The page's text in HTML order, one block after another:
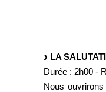
LA
Durée : 2h00 -
Nous